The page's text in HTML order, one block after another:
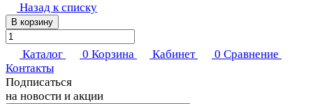
Назад к списку
В корзину
Каталог 0 Корзина Кабинет 0 Сравнение
Контакты
Подписаться
на новости и акции